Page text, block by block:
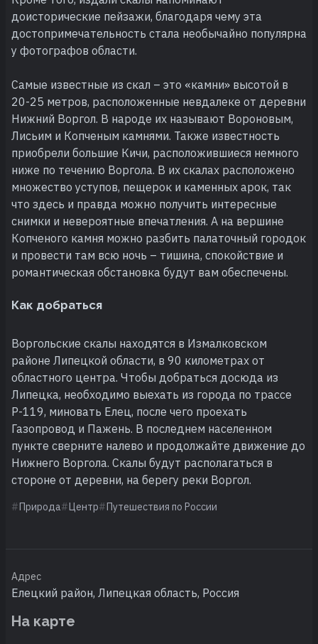
доисторические пейзажи, благодаря чему эта
достопримечательность стала необычайно популярна
у фотографов области.
Самые известные из скал – это «камни» высотой в
20-25 метров, расположенные невдалеке от деревни
Нижний Воргол. В народе их называют Вороновым,
Лисьим и Копченым камнями. Также известность
приобрели большие Кичи, расположившиеся немного
ниже по течению Воргола. В их скалах расположено
множество уступов, пещерок и каменных арок, так
что здесь и правда можно получить интересные
снимки и невероятные впечатления. А на вершине
Копченого камня можно разбить палаточный городок
и провести там всю ночь – тишина, спокойствие и
романтическая обстановка будут вам обеспечены.
Как добраться
Воргольские скалы находятся в Измалковском
районе Липецкой области, в 90 километрах от
областного центра. Чтобы добраться досюда из
Липецка, необходимо выехать из города по трассе
Р-119, миновать Елец, после чего проехать
Газопровод и Пажень. В последнем населенном
пункте сверните налево и продолжайте движение до
Нижнего Воргола. Скалы будут располагаться в
стороне от деревни, на берегу реки Воргол.
Природа Центр Путешествия по России
Адрес
Елецкий район, Липецкая область, Россия
На карте